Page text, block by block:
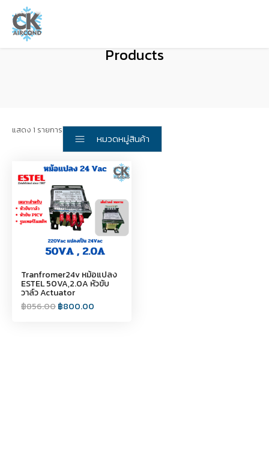
Products
แสดง 1 รายการ
หมวดหมู่สินค้า
Tranfromer24v หม้อแปลง
ESTEL 50VA,2.0A หัวขับ
วาล์ว Actuator
฿856.00฿800.00